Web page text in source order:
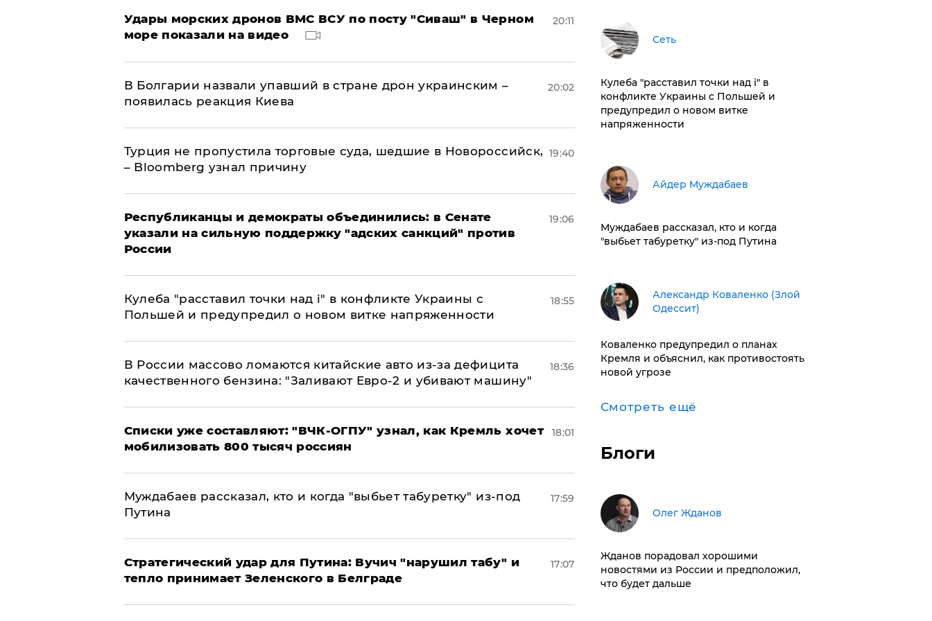
Удары морских дронов ВМС ВСУ по посту "Сиваш" в Черном
море показали на видео
20:11
В Болгарии назвали упавший в стране дрон украинским –
появилась реакция Киева
20:02
Турция не пропустила торговые суда, шедшие в Новороссийск,
– Bloomberg узнал причину
19:40
Республиканцы и демократы объединились: в Сенате
указали на сильную поддержку "адских санкций" против
России
19:06
Кулеба "расставил точки над і" в конфликте Украины с
Польшей и предупредил о новом витке напряженности
18:55
В России массово ломаются китайские авто из-за дефицита
качественного бензина: "Заливают Евро-2 и убивают машину"
18:36
Списки уже составляют: "ВЧК-ОГПУ" узнал, как Кремль хочет
мобилизовать 800 тысяч россиян
18:01
Муждабаев рассказал, кто и когда "выбьет табуретку" из-под
Путина
17:59
Стратегический удар для Путина: Вучич "нарушил табу" и
тепло принимает Зеленского в Белграде
17:07
Сеть
Кулеба "расставил точки над і" в
конфликте Украины с Польшей и
предупредил о новом витке
напряженности
Айдер Муждабаев
Муждабаев рассказал, кто и когда
"выбьет табуретку" из-под Путина
Александр Коваленко (Злой
Одессит)
Коваленко предупредил о планах
Кремля и объяснил, как противостоять
новой угрозе
Смотреть ещё
Блоги
Олег Жданов
Жданов порадовал хорошими
новостями из России и предположил,
что будет дальше